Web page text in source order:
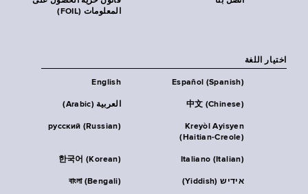
المعلومات (FOIL)
اختيار اللغة
English Español (Spanish)
العربية (Arabic) 中文 (Chinese)
русский (Russian)
Kreyòl Ayisyen
(Haitian-Creole)
한국어 (Korean) Italiano (Italian)
বাংলা (Bengali) אידיש (Yiddish)